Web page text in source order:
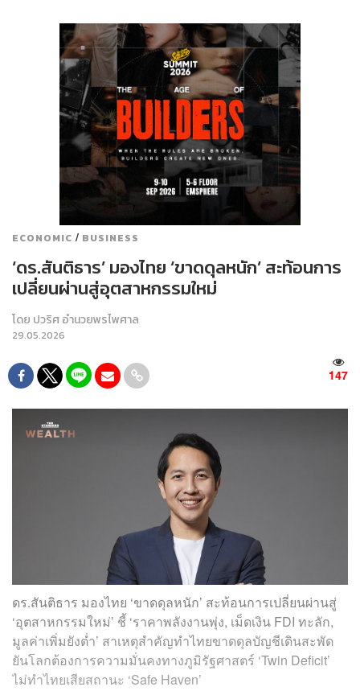
ECONOMIC / BUSINESS
‘ดร.สันติธาร’ มองไทย ‘ขาดดุลหนัก’ สะท้อนการ
เปลี่ยนผ่านสู่อุตสาหกรรมใหม่
โดย ปวริศ อำนวยพรไพศาล
29.05.2026
147
ดร.สันติธาร มองไทย ‘ขาดดุลหนัก’ สะท้อนการเปลี่ยนผ่านสู่
‘อุตสาหกรรมใหม่’ ชี้ ‘ราคาพลังงานพุ่ง, เม็ดเงิน FDI ทะลัก,
มูลค่าเพิ่มยังต่ำ’ สาเหตุสำคัญทำไทยขาดดุลบัญชีเดินสะพัด
ยันโลกต้องการความมั่นคงทางภูมิรัฐศาสตร์ ‘Twin Deficit’
ไม่ทำไทยเสียสถานะ ‘Safe Haven’